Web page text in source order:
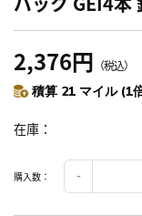
2,376円 （税込）
積算 21 マイル (1
在庫
購入数：